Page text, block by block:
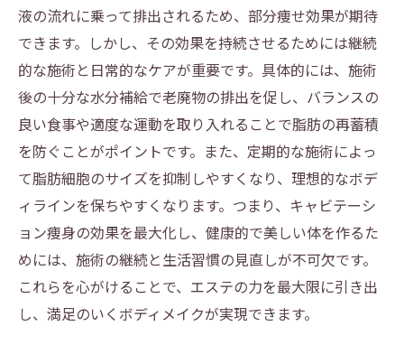
液の流れに乗って排出されるため、部分痩せ効果が期待
できます。しかし、その効果を持続させるためには継続
的な施術と日常的なケアが重要です。具体的には、施術
後の十分な水分補給で老廃物の排出を促し、バランスの
良い食事や適度な運動を取り入れることで脂肪の再蓄積
を防ぐことがポイントです。また、定期的な施術によっ
て脂肪細胞のサイズを抑制しやすくなり、理想的なボデ
ィラインを保ちやすくなります。つまり、キャビテーシ
ョン痩身の効果を最大化し、健康的で美しい体を作るた
めには、施術の継続と生活習慣の見直しが不可欠です。
これらを心がけることで、エステの力を最大限に引き出
し、満足のいくボディメイクが実現できます。